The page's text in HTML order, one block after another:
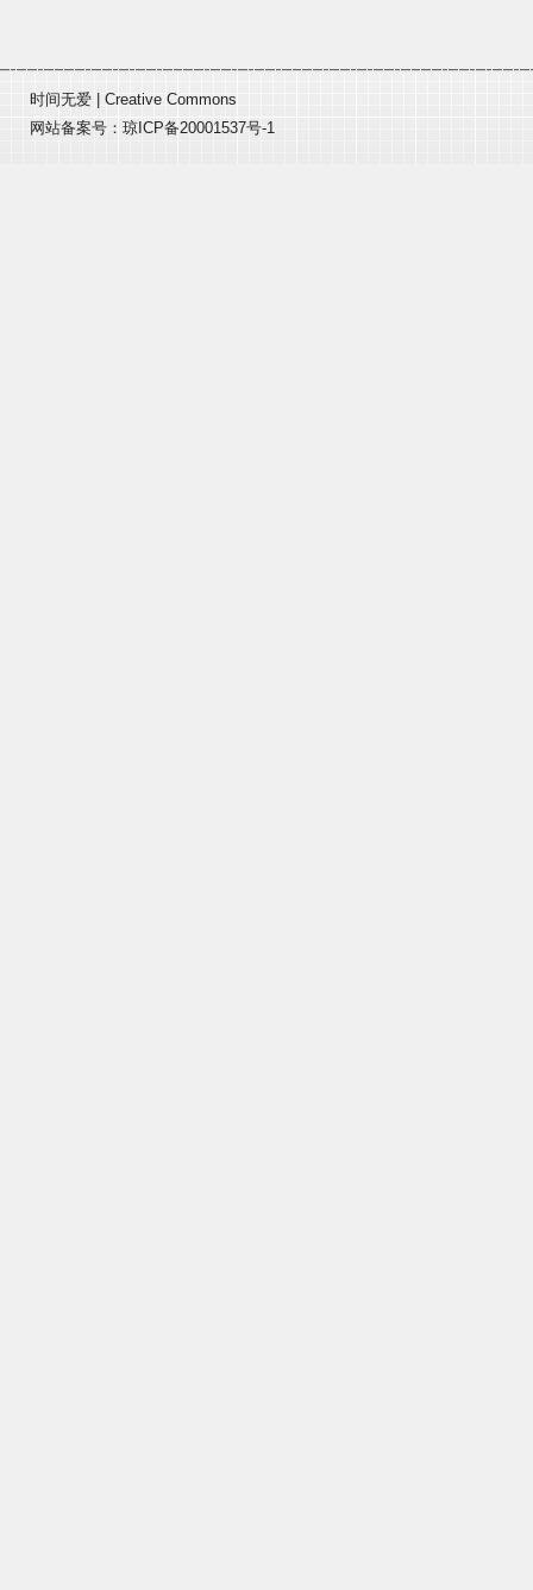
时间无爱
Creative Commons
网站备案号： 琼ICP备20001537号-1